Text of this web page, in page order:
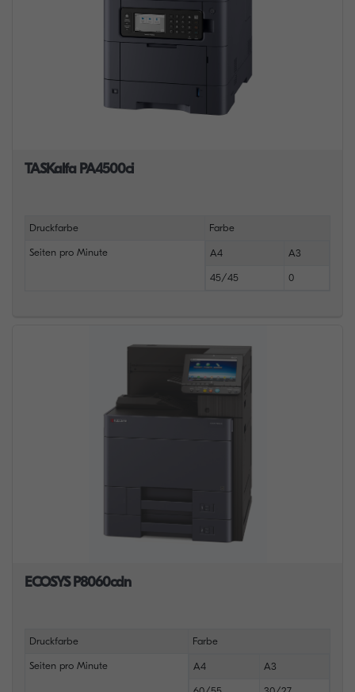
TASKalfa PA4500ci
Druckfarbe Farbe
Seiten pro Minute A4 A3
45/45 0
ECOSYS P8060cdn
Druckfarbe Farbe
Seiten pro Minute A4 A3